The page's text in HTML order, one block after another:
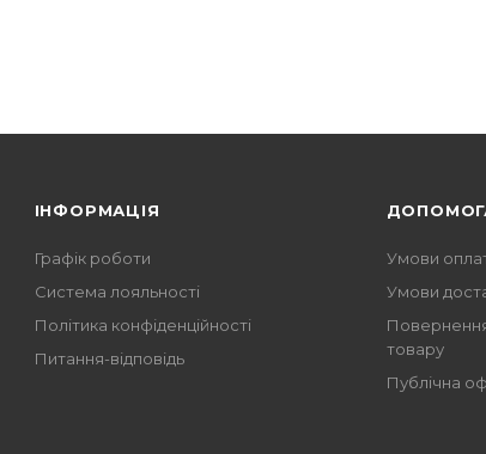
ІНФОРМАЦІЯ
Графік роботи
Система лояльності
Політика конфіденційності
Питання-відповідь
Умови
Умови
товару
Публічна